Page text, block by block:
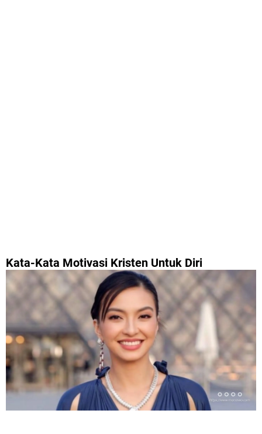
Kata-Kata Motivasi Kristen Untuk Diri